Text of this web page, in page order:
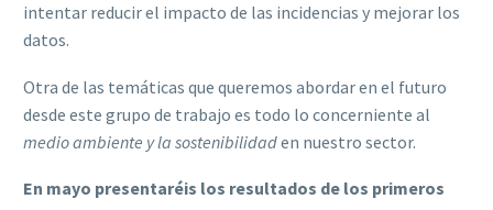
intentar reducir el impacto de las incidencias y mejorar los
datos.
Otra de las temáticas que queremos abordar en el futuro
desde este grupo de trabajo es todo lo concerniente al
medio ambiente y la sostenibilidaden nuestro sector.
En mayo presentaréis los resultados de los primeros